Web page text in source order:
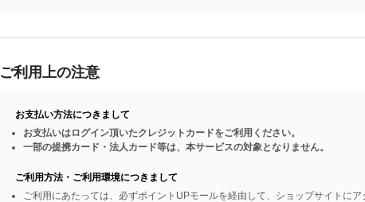
ご利用上の注意
お支払い方法につきまして
お支払いはログイン頂いたクレジットカードをご利用ください。
一部の提携カード・法人カード等は、本サービスの対象となりません。
ご利用方法・ご利用環境につきまして
ご利用にあたっては、必ずポイントUPモールを経由して、ショップサイトにア